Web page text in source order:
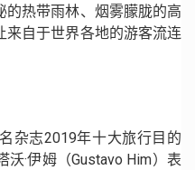
热带雨林、烟雾朦胧的高
来自于世界各地的游客流连
杂志2019年十大旅行目的
·伊姆（Gustavo Him）表